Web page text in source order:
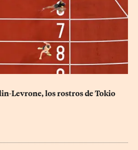
Levrone, los rostros de Tokio